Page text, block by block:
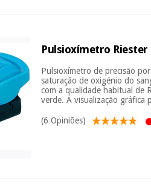
Pulsioxímetro Riester
Pulsioxímetro de precisão
saturação de oxigénio do
com a qualidade habitual de
verde. A visualização gráfica
(6 Opiniões)